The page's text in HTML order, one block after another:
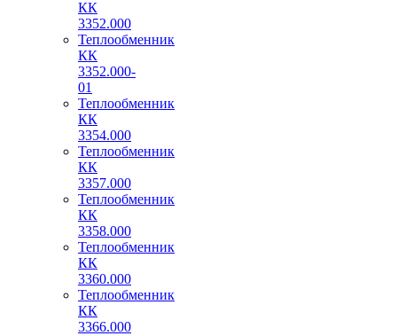
КК
3352.000
Теплообменник
КК
3352.000-
01
Теплообменник
КК
3354.000
Теплообменник
КК
3357.000
Теплообменник
КК
3358.000
Теплообменник
КК
3360.000
Теплообменник
КК
3366.000